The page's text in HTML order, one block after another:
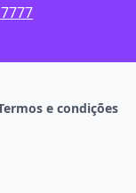
e condições